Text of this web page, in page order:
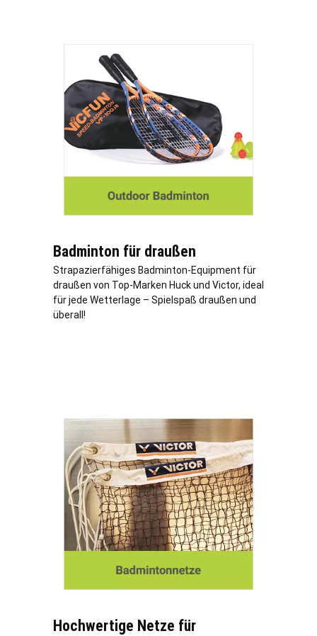
Badminton für draußen
Strapazierfähiges Badminton-Equipment für
draußen von Top-Marken Huck und Victor, ideal
für jede Wetterlage – Spielspaß draußen und
überall!
Hochwertige Netze für